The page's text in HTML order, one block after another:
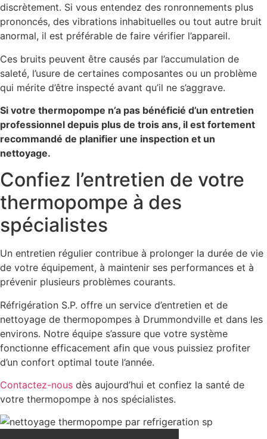
discrètement. Si vous entendez des ronronnements plus
prononcés, des vibrations inhabituelles ou tout autre bruit
anormal, il est préférable de faire vérifier l’appareil.
Ces bruits peuvent être causés par l’accumulation de
saleté, l’usure de certaines composantes ou un problème
qui mérite d’être inspecté avant qu’il ne s’aggrave.
Si votre thermopompe n’a pas bénéficié d’un entretien
professionnel depuis plus de trois ans, il est fortement
recommandé de planifier une inspection et un
nettoyage.
Confiez l’entretien de votre
thermopompe à des
spécialistes
Un entretien régulier contribue à prolonger la durée de vie
de votre équipement, à maintenir ses performances et à
prévenir plusieurs problèmes courants.
Réfrigération S.P. offre un service d’entretien et de
nettoyage de thermopompes à Drummondville et dans les
environs. Notre équipe s’assure que votre système
fonctionne efficacement afin que vous puissiez profiter
d’un confort optimal toute l’année.
Contactez-nous dès aujourd’hui et confiez la santé de
votre thermopompe à nos spécialistes.